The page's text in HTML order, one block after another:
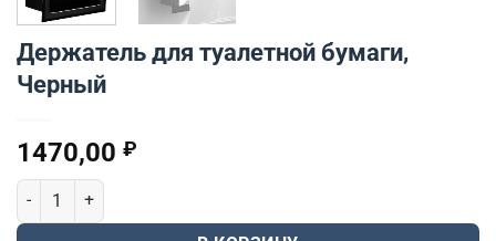
Держатель для туалетной бумаги,
Черный
1470,00 ₽
Количество товара Держатель для туалетной бумаги, Черный